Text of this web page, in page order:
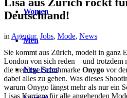
Women
Men
NewFaces
Deutschland!
in Agentur, Jobs, Mode, News
Sie kommt aus Zürich, modelt in ganz
London von sich reden – und
die trendige Schuhmarke Onygo vor
dabei alles zu geben. Was dieses
warum Onygo längst mehr als nur ein
Lisas Karriere für alle angehenden